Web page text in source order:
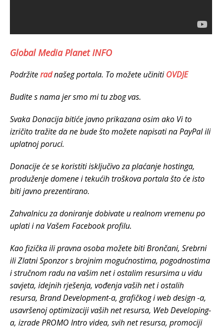
Global Media Planet INFO
Podržiteradnašeg portala. To možete učinitiOVDJE
Budite s nama jer smo mi tu zbog vas.
Svaka Donacija bitiće javno prikazana osim ako Vi to
izričito tražite da ne bude što možete napisati na PayPal ili
uplatnoj poruci.
Donacije će se koristiti isključivo za plaćanje hostinga,
produženje domene i tekućih troškova portala što će isto
biti javno prezentirano.
Zahvalnicu za doniranje dobivate u realnom vremenu po
uplati i na Vašem Facebook profilu.
Kao fizička ili pravna osoba možete biti Brončani, Srebrni
ili Zlatni Sponzor s brojnim mogućnostima, pogodnostima
i stručnom radu na vašim net i ostalim resursima u vidu
savjeta, idejnih rješenja, vođenja vaših net i ostalih
resursa, Brand Development-a, grafičkog i web design -a,
usavršenoj optimizaciji vaših net resursa, Web Developing-
a, izrade PROMO Intro videa, svih net resursa, promociji